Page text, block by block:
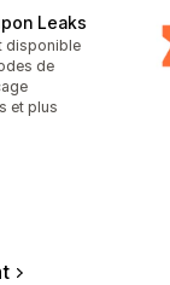
Leaks
disponible
de
et plus